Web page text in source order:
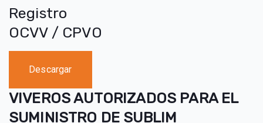
Registro
OCVV / CPVO
Descargar
VIVEROS AUTORIZADOS PARA EL
SUMINISTRO DE SUBLIM